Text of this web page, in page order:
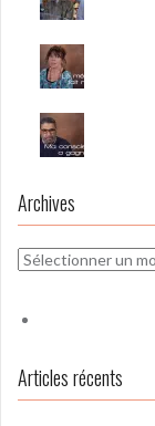
Archives
Archives
Articles récents